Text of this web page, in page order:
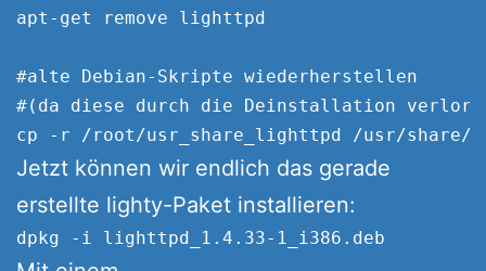
apt-get remove lighttpd
#alte Debian-Skripte wiederherstellen
#(da diese durch die Deinstallation
Jetzt können wir endlich das gerade
erstellte lighty-Paket installieren: